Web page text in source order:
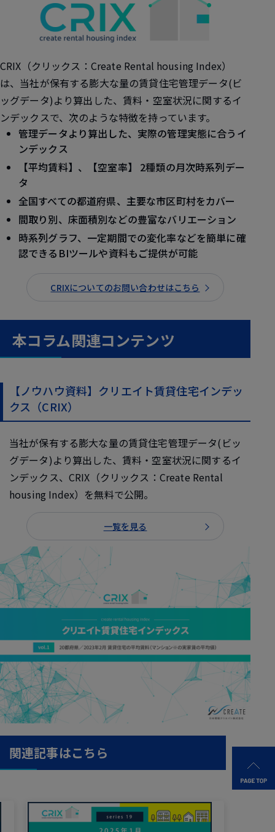
CRIX （クリックス：Create Rental housing Index）
は、当社が保有する膨大な量の賃貸住宅管理データ(ビ
ッグデータ)より算出した、賃料・空室状況に関するイ
ンデックスで、次のような特徴を持っています。
管理データより算出した、実際の管理実態に合うイ
ンデックス
【平均賃料】、【空室率】 2種類の月次時系列デー
タ
全国すべての都道府県、主要な市区町村をカバー
間取り別、床面積別などの豊富なバリエーション
時系列グラフ、一定期間での変化率などを簡単に確
認できるBIツールや資料もご提供が可能
CRIXについてのお問い合わせはこちら
本コラム関連コンテンツ
【ノウハウ資料】クリエイト賃貸住宅インデッ
クス（CRIX）
当社が保有する膨大な量の賃貸住宅管理データ(ビッ
グデータ)より算出した、賃料・空室状況に関するイ
ンデックス、CRIX（クリックス：Create Rental
housing Index）を無料で公開。
一覧を見る
関連記事はこちら